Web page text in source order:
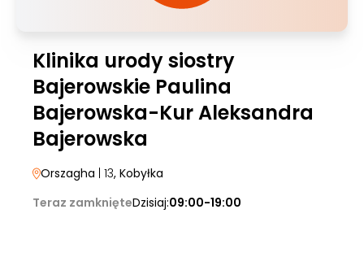
Klinika urody siostry
Bajerowskie Paulina
Bajerowska-Kur Aleksandra
Bajerowska
Orszagha | 13, Kobyłka
Teraz zamknięteDzisiaj:09:00-19:00